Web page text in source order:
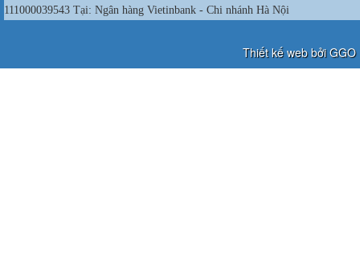
111000039543 Tại: Ngân hàng Vietinbank - Chi nhánh Hà Nội
Thiết kế web bởi GGO